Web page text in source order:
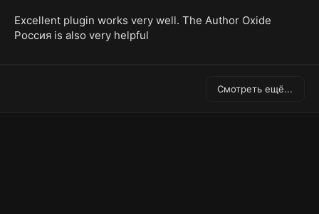
0
з
в
Excellent plugin works very well. The Author Oxide
Россия is also very helpful
Смотреть ещё...